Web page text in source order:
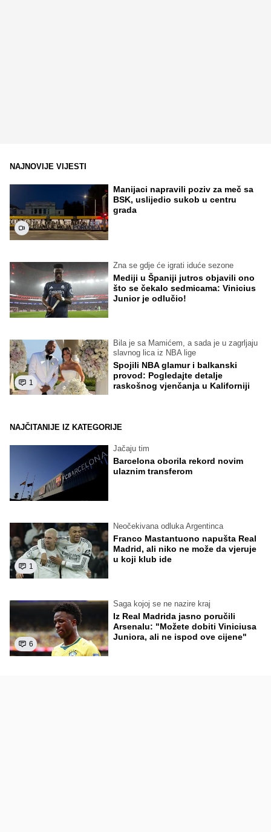
NAJNOVIJE VIJESTI
Manijaci napravili poziv za meč sa
BSK, uslijedio sukob u centru
grada
Zna se gdje će igrati iduće sezone
Mediji u Španiji jutros objavili ono
što se čekalo sedmicama: Vinicius
Junior je odlučio!
1
Bila je sa Mamićem, a sada je u zagrljaju
slavnog lica iz NBA lige
Spojili NBA glamur i balkanski
provod: Pogledajte detalje
raskošnog vjenčanja u Kaliforniji
NAJČITANIJE IZ KATEGORIJE
Jačaju tim
Barcelona oborila rekord novim
ulaznim transferom
1
Neočekivana odluka Argentinca
Franco Mastantuono napušta Real
Madrid, ali niko ne može da vjeruje
u koji klub ide
6
Saga kojoj se ne nazire kraj
Iz Real Madrida jasno poručili
Arsenalu: "Možete dobiti Viniciusa
Juniora, ali ne ispod ove cijene"